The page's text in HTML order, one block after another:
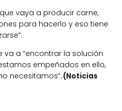
vaya a producir carne,
para hacerlo y eso tiene
va a “encontrar la solución
empeñados en ello,
necesitamos”.(Noticias